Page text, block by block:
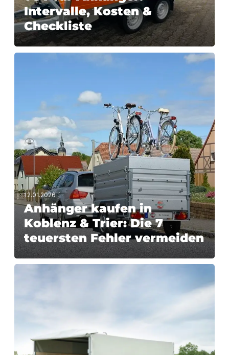
Intervalle, Kosten &
Checkliste
12.01.2026
Anhänger kaufen in
Koblenz & Trier: Die 7
teuersten Fehler vermeiden